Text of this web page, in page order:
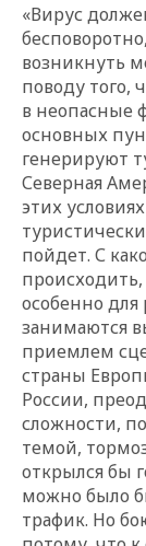
«Вирус
возникнуть
поводу того,
в неопасные
основных
генерируют
Северная
этих
пойдет. С
особенно
занимаются
приемлем
страны
России,
сложности,
темой,
открылся бы
можно было
трафик. Но